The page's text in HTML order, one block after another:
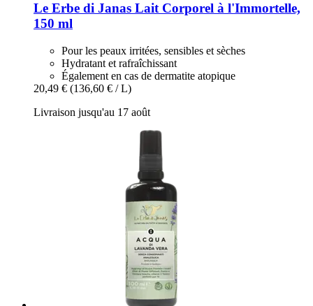
Le Erbe di Janas Lait Corporel à l'Immortelle,
150 ml
Pour les peaux irritées, sensibles et sèches
Hydratant et rafraîchissant
Également en cas de dermatite atopique
20,49 € (136,60 € / L)
Livraison jusqu'au 17 août